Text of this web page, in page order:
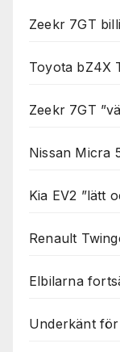
Zeekr 7GT
Toyota bZ4X
Zeekr 7GT
Nissan Micra
Kia EV2 ”lätt
Renault
Elbilarna
Underkänt